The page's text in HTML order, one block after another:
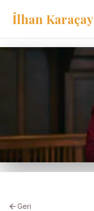
İlhan Karaçay
Geri